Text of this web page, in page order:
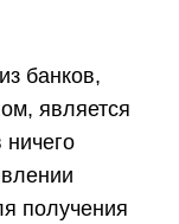
банков,
является
получения